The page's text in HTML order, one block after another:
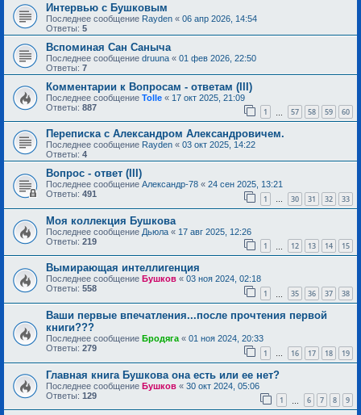
Интервью с Бушковым
Последнее сообщение Rayden « 06 апр 2026, 14:54
Ответы: 5
Вспоминая Сан Саныча
Последнее сообщение druuna « 01 фев 2026, 22:50
Ответы: 7
Комментарии к Вопросам - ответам (III)
Последнее сообщение Tolle « 17 окт 2025, 21:09
Ответы: 887 1 57 58 59 60
Переписка с Александром Александровичем.
Последнее сообщение Rayden « 03 окт 2025, 14:22
Ответы: 4
Вопрос - ответ (III)
Последнее сообщение Александр-78 « 24 сен 2025, 13:21
Ответы: 491 1 … 30 31 32 33
Моя коллекция Бушкова
Последнее сообщение Дьюла « 17 авг 2025, 12:26
Ответы: 219 1 12 13 14 15
Вымирающая интеллигенция
Последнее сообщение Бушков « 03 ноя 2024, 02:18
Ответы: 558 1 35 36 37 38
Ваши первые впечатления...после прочтения первой
книги???
Последнее сообщение Бродяга « 01 ноя 2024, 20:33
Ответы: 279 1 … 16 17 18 19
Главная книга Бушкова она есть или ее нет?
Последнее сообщение Бушков « 30 окт 2024, 05:06
Ответы: 129 1 6 7 8 9